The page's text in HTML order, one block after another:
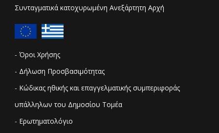
Συνταγματικά κατοχυρωμένη Ανεξάρτητη Αρχή
- Όροι Χρήσης
- Δήλωση Προσβασιμότητας
- Κώδικας ηθικής και επαγγελματικής συμπεριφοράς
υπάλληλων του Δημοσίου Τομέα
- Ερωτηματολόγιο